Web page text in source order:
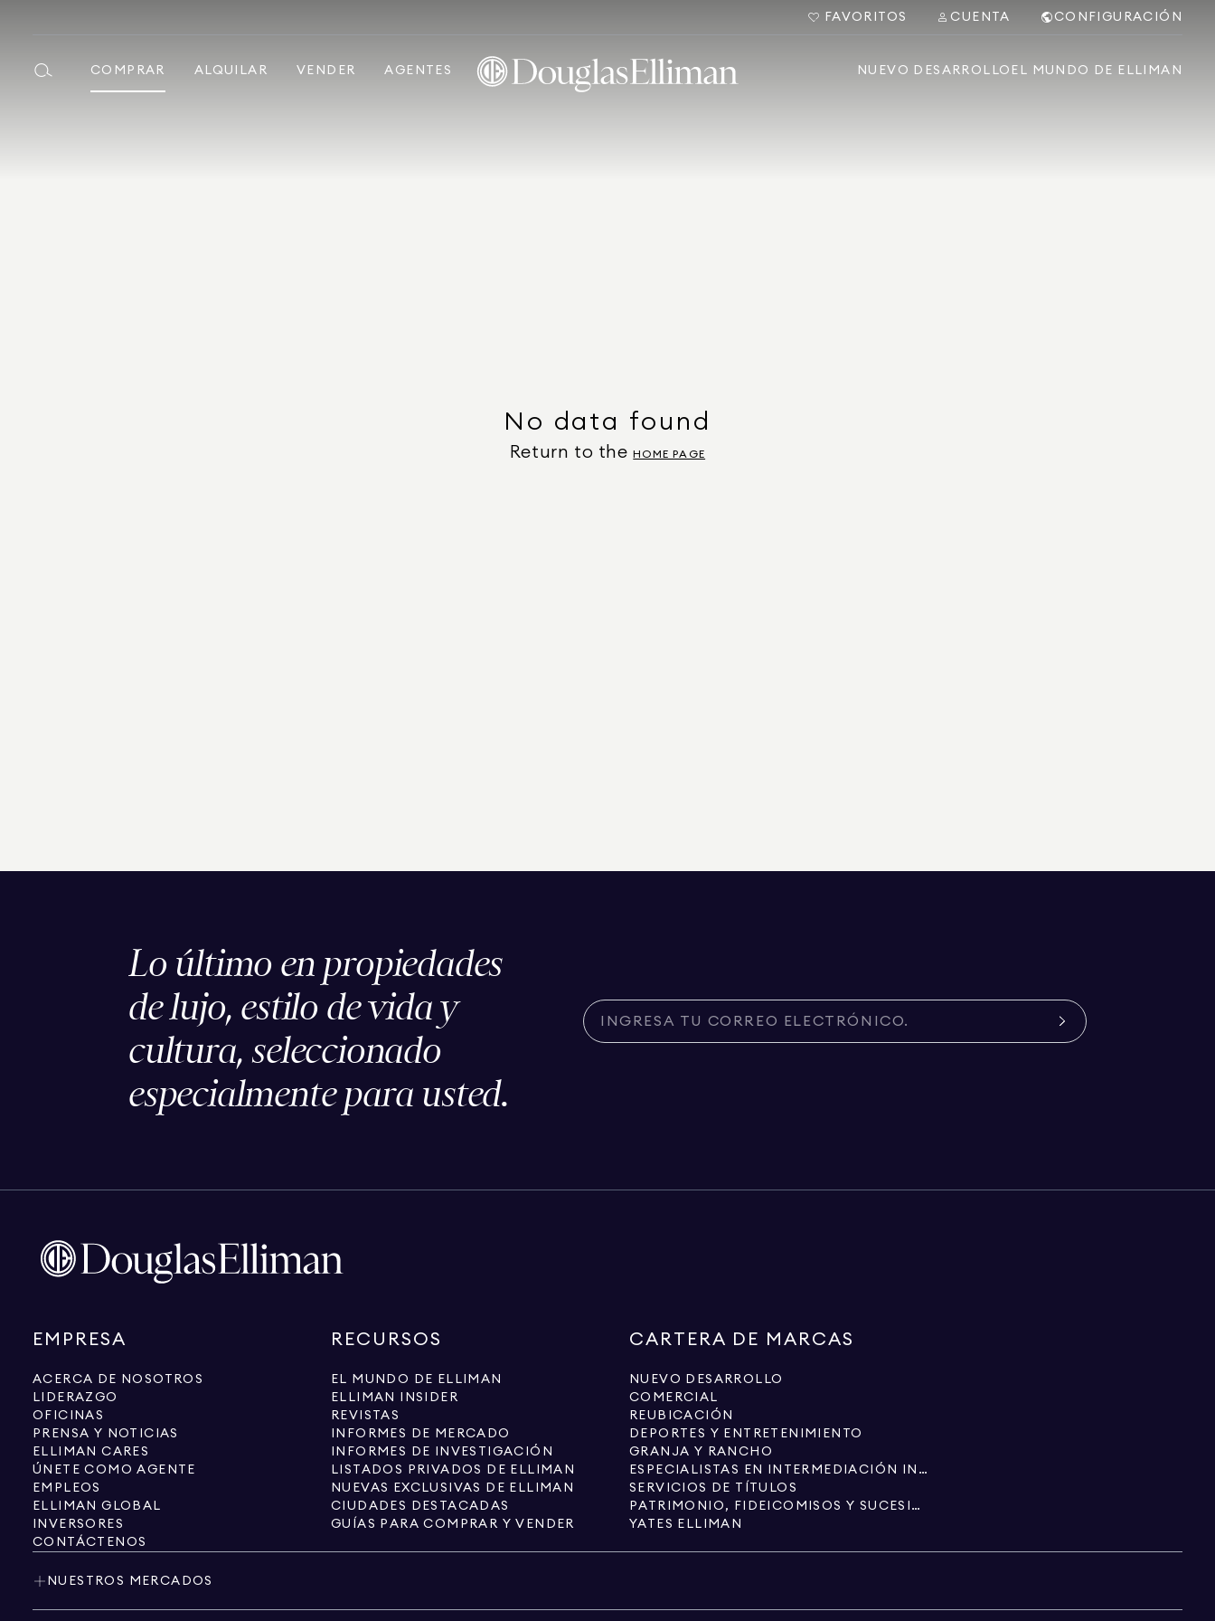
FAVORITOS CUENTA CONFIGURACIÓN
COMPRAR ALQUILAR VENDER AGENTES NUEVO DESARROLLO EL MUNDO DE ELLIMAN
No data found
Return to the HOME PAGE
Lo último en propiedades
de lujo, estilo de vida y
cultura, seleccionado
especialmente para usted.
EMPRESA
ACERCA DE NOSOTROS
LIDERAZGO
OFICINAS
PRENSA Y NOTICIAS
ELLIMAN CARES
ÚNETE COMO AGENTE
EMPLEOS
ELLIMAN GLOBAL
INVERSORES
CONTÁCTENOS
RECURSOS
EL MUNDO DE ELLIMAN
ELLIMAN INSIDER
REVISTAS
INFORMES DE MERCADO
INFORMES DE INVESTIGACIÓN
LISTADOS PRIVADOS DE ELLIMAN
NUEVAS EXCLUSIVAS DE ELLIMAN
CIUDADES DESTACADAS
GUÍAS PARA COMPRAR Y VENDER
CARTERA DE MARCAS
NUEVO DESARROLLO
COMERCIAL
REUBICACIÓN
DEPORTES Y ENTRETENIMIENTO
GRANJA Y RANCHO
ESPECIALISTAS EN INTERMEDIACIÓN INMOBILIARIA
SERVICIOS DE TÍTULOS
PATRIMONIO, FIDEICOMISOS Y SUCESIONES
YATES ELLIMAN
NUESTROS MERCADOS